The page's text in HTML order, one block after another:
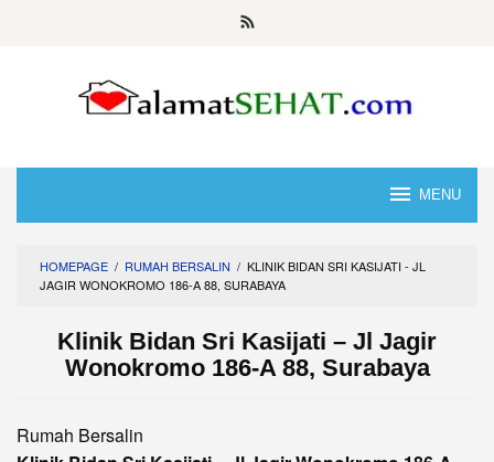
MENU
HOMEPAGE / RUMAH BERSALIN / KLINIK BIDAN SRI KASIJATI - JL
JAGIR WONOKROMO 186-A 88, SURABAYA
Klinik Bidan Sri Kasijati – Jl Jagir
Wonokromo 186-A 88, Surabaya
Rumah Bersalin